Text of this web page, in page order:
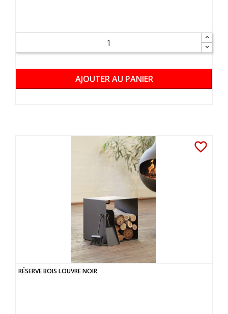
AJOUTER AU PANIER
RÉSERVE BOIS LOUVRE NOIR
favorite_border